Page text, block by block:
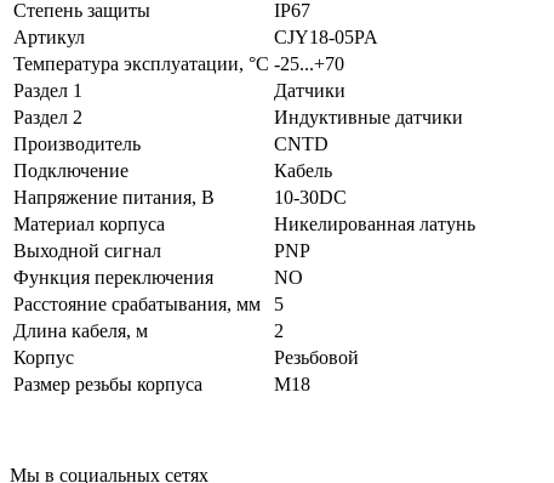
Степень защиты
IP67
Артикул
CJY18-05PA
Температура эксплуатации, °С -25...+70
Раздел 1
Датчики
Раздел 2
Индуктивные датчики
Производитель
CNTD
Подключение
Кабель
Напряжение питания, В
10-30DC
Материал корпуса
Никелированная латунь
Выходной сигнал
PNP
Функция переключения
NO
Расстояние срабатывания, мм
5
Длина кабеля, м
2
Корпус
Резьбовой
Размер резьбы корпуса
M18
Мы в социальных сетях